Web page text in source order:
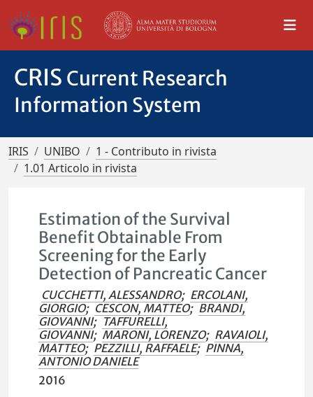
CRIS Current Research
Information System
IRIS UNIBO
1 - Contributo in rivista
1.01 Articolo in rivista
Estimation of the Survival
Benefit Obtainable From
Screening for the Early
Detection of Pancreatic Cancer
CUCCHETTI, ALESSANDRO; ERCOLANI,
GIORGIO; CESCON, MATTEO; BRANDI,
GIOVANNI; TAFFURELLI,
GIOVANNI; MARONI, LORENZO; RAVAIOLI,
MATTEO; PEZZILLI, RAFFAELE; PINNA,
ANTONIO DANIELE
2016